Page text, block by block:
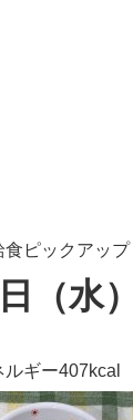
食ピックアップ
（水
ルギー